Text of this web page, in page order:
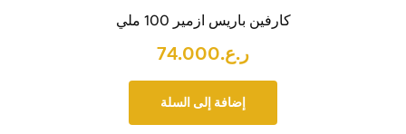
كارفين باريس ازمير 100 ملي
ر.ع.74.000
إضافة إلى السلة